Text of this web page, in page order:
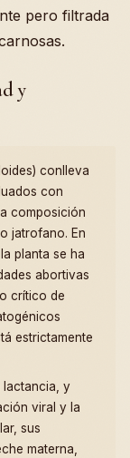
pero filtrada
y
conlleva
con
composición
jatrofano. En
planta se ha
abortivas
crítico de
estrictamente
lactancia, y
viral y la
sus
materna,